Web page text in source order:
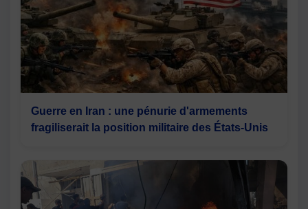
Guerre en Iran : une pénurie d'armements
fragiliserait la position militaire des États-Unis